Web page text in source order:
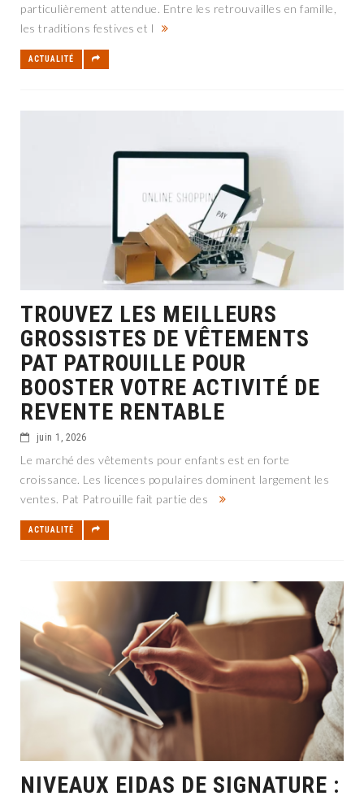
particulièrement attendue. Entre les retrouvailles en famille,
les traditions festives et l
ACTUALITÉ
TROUVEZ LES MEILLEURS
GROSSISTES DE VÊTEMENTS
PAT PATROUILLE POUR
BOOSTER VOTRE ACTIVITÉ DE
REVENTE RENTABLE
juin 1, 2026
Le marché des vêtements pour enfants est en forte
croissance. Les licences populaires dominent largement les
ventes. Pat Patrouille fait partie des
ACTUALITÉ
NIVEAUX EIDAS DE SIGNATURE :